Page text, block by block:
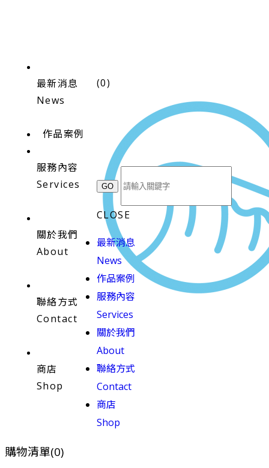
最新消息
News
作品案例
服務內容
Services
關於我們
About
聯絡方式
Contact
商店
Shop
(0)
CLOSE
最新消息
News
作品案例
服務內容
Services
關於我們
About
聯絡方式
Contact
商店
Shop
購物清單(0)